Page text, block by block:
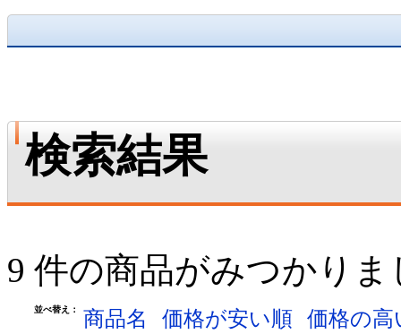
検索結果
9 件の商品がみつかりま
並べ替え： 商品名 価格が安い順 価格の